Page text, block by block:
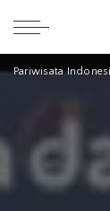
Pariwisata